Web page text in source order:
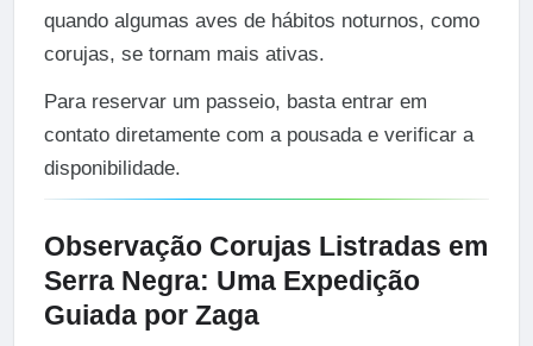
quando algumas aves de hábitos noturnos, como
corujas, se tornam mais ativas.
Para reservar um passeio, basta entrar em
contato diretamente com a pousada e verificar a
disponibilidade.
Observação Corujas Listradas em
Serra Negra: Uma Expedição
Guiada por Zaga